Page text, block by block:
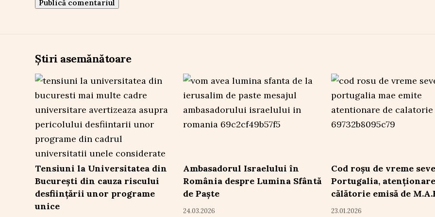
Știri asemănătoare
Tensiuni la Universitatea din
București din cauza riscului
desființării unor programe
unice
Ambasadorul Israelului în
România despre Lumina Sfântă
de Paște
24.03.2026
Cod roșu de vreme
Portugalia,
călătorie emisă de
23.01.2026